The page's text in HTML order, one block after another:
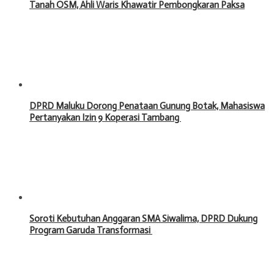
Tanah OSM, Ahli Waris Khawatir Pembongkaran Paksa
DPRD Maluku Dorong Penataan Gunung Botak, Mahasiswa
Pertanyakan Izin 9 Koperasi Tambang ‎
Soroti Kebutuhan Anggaran SMA Siwalima, DPRD Dukung
Program Garuda Transformasi ‎